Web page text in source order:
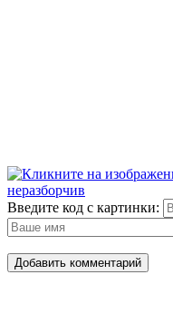
Введите код с картинки:
Добавить комментарий